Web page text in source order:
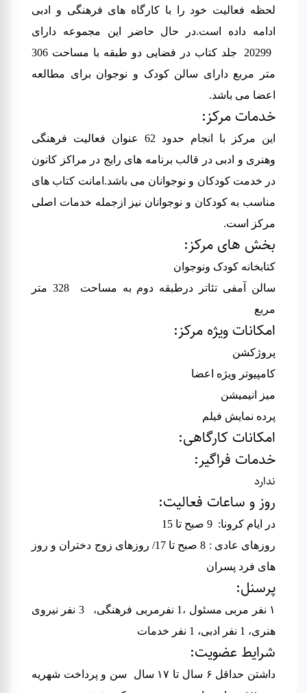
لحظه فعالیت خود را با کارگاه های فرهنگی و ادبی
ادامه داده است.در حال حاضر این مجموعه دارای
20299 جلد کتاب در فضایی دو طبقه با مساحت 306
متر مربع دارای سالن کودک و نوجوان برای مطالعه
اعضا می باشد.
خدمات مرکز:
این مرکز با انجام حدود 62 عنوان فعالیت فرهنگی
وهنری و ادبی در قالب برنامه های رایج در مراکز کانون
در خدمت کودکان و نوجوانان می باشد.امانت کتاب های
مناسب به کودکان و نوجوانان نیز ازجمله خدمات اصلی
مرکز است.
بخش های مرکز:
کتابخانه کودک ونوجوان
سالن آمفی تئاتر درطبقه دوم به مساحت 328 متر
مربع
امکانات ویژه مرکز:
پروژکشن
کامپیوتر ویژه اعضا
میز انیمیشن
پرده نمایش فیلم
امکانات کارگاهی:
خدمات فراگیر:
ندارد
روز و ساعات فعالیت:
در ایام کرونا: 9 صبح تا 15
روزهای عادی : 8 صبح تا 17/ روزهای زوج دختران و روز
های فرد پسران
پرسنل:
۱ نفر مربی مسئول ،1 نفرمربی فرهنگی، 3 نفر نیروی
هنری، 1 نفر ادبی، 1 نفر خدمات
شرایط عضویت:
داشتن حداقل ۶ سال تا ۱۷ سال سن و پرداخت شهریه